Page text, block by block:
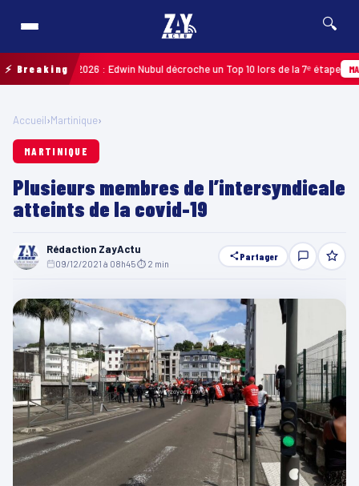
🔍
⚡ Breaking2026 : Edwin Nubul décroche un Top 10 lors de la 7ᵉ étape
Accueil›Martinique›
MARTINIQUE
Plusieurs membres de l’intersyndicale
atteints de la covid-19
Rédaction ZayActu
09/12/2021 à 08h45⏱ 2 min
Partager